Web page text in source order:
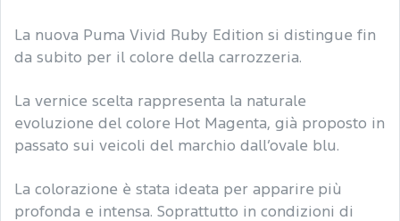
La nuova Puma Vivid Ruby Edition si distingue fin
da subito per il colore della carrozzeria.
La vernice scelta rappresenta la naturale
evoluzione del colore Hot Magenta, già proposto in
passato sui veicoli del marchio dall’ovale blu.
La colorazione è stata ideata per apparire più
profonda e intensa. Soprattutto in condizioni di